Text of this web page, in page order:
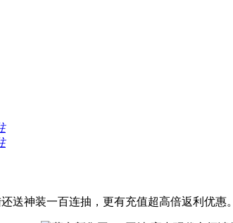
送神装一百连抽，更有充值超高倍返利优惠。